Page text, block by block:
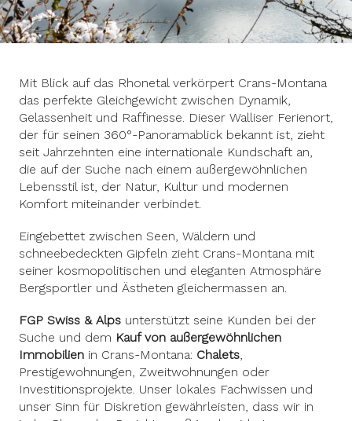
Mit Blick auf das Rhonetal verkörpert Crans-Montana
das perfekte Gleichgewicht zwischen Dynamik,
Gelassenheit und Raffinesse. Dieser Walliser Ferienort,
der für seinen 360°-Panoramablick bekannt ist, zieht
seit Jahrzehnten eine internationale Kundschaft an,
die auf der Suche nach einem außergewöhnlichen
Lebensstil ist, der Natur, Kultur und modernen
Komfort miteinander verbindet.
Eingebettet zwischen Seen, Wäldern und
schneebedeckten Gipfeln zieht Crans-Montana mit
seiner kosmopolitischen und eleganten Atmosphäre
Bergsportler und Ästheten gleichermassen an.
FGP Swiss & Alps unterstützt seine Kunden bei der
Suche und dem Kauf von außergewöhnlichen
Immobilien in Crans-Montana: Chalets,
Prestigewohnungen, Zweitwohnungen oder
Investitionsprojekte. Unser lokales Fachwissen und
unser Sinn für Diskretion gewährleisten, dass wir in